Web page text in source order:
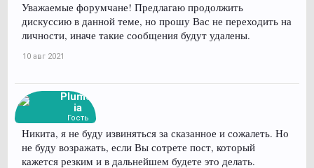
Уважаемые форумчане! Предлагаю продолжить
дискуссию в данной теме, но прошу Вас не переходить на
личности, иначе такие сообщения будут удалены.
10 авг 2021
Plumer
ia
Гость
Никита, я не буду извиняться за сказанное и сожалеть. Но
не буду возражать, если Вы сотрете пост, который
кажется резким и в дальнейшем будете это делать.